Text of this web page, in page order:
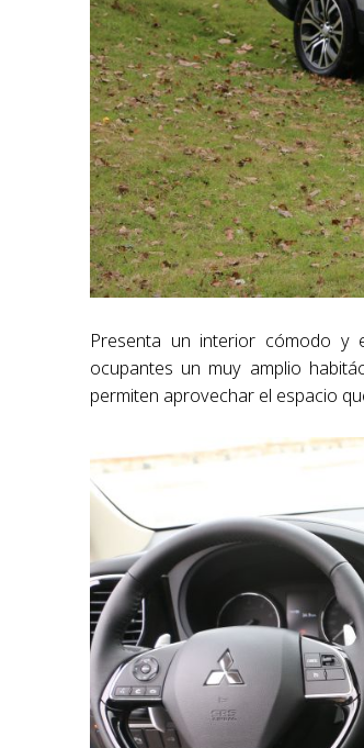
Presenta un interior cómodo y
ocupantes un muy amplio
permiten aprovechar el espacio